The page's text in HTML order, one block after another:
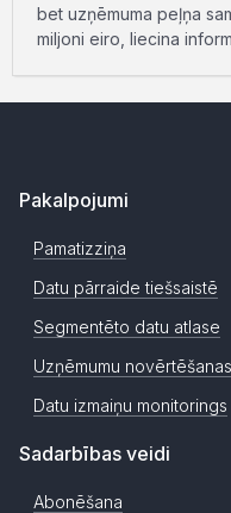
bet uzņēmuma peļņa
miljoni eiro, liecina
Pakalpojumi
Pamatizziņa
Datu pārraide tiešsaistē
Segmentēto datu atlase
Uzņēmumu
Datu izmaiņu monitorings
Sadarbības veidi
Abonēšana